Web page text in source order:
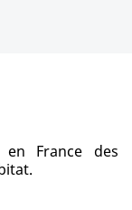
France des